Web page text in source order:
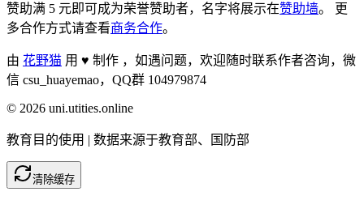
赞助满 5 元即可成为荣誉赞助者，名字将展示在赞助墙。 更
多合作方式请查看商务合作。
由 花野猫 用 ♥ 制作 ， 如遇问题，欢迎随时联系作者咨询，微
信 csu_huayemao，QQ群 104979874
© 2026 uni.utities.online
教育目的使用 | 数据来源于教育部、国防部
清除缓存